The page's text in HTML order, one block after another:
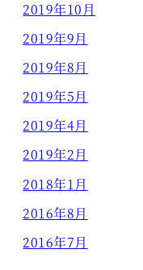
2019年10月
2019年9月
2019年8月
2019年5月
2019年4月
2019年2月
2018年1月
2016年8月
2016年7月